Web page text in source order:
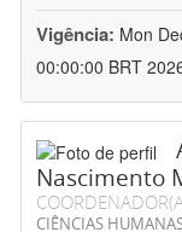
Vigência: Mon
00:00:00 BRT
Nascimento
CIÊNCIAS